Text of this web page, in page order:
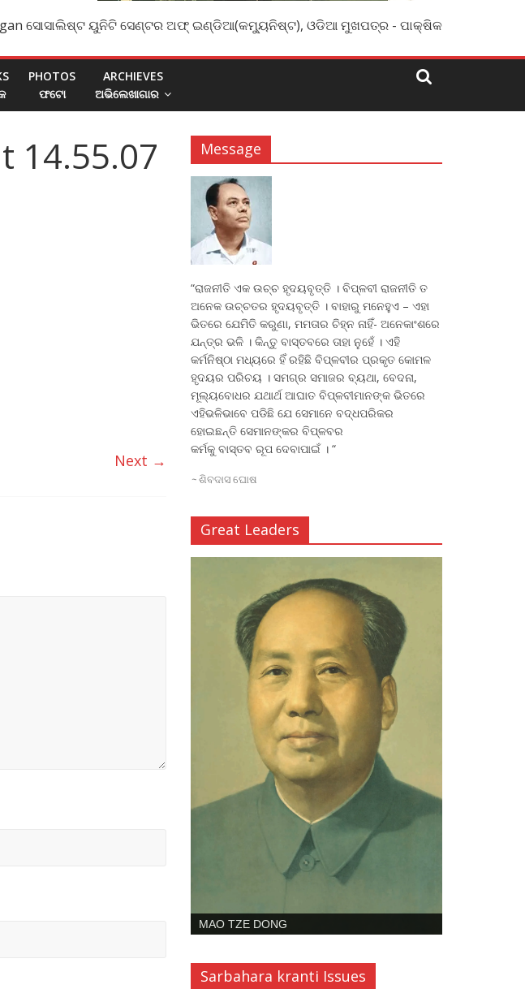
Organ ସୋସାଲିଷ୍ଟ ୟୁନିଟି ସେଣ୍ଟର ଅଫ୍ ଇଣ୍ଡିଆ(କମ୍ୟୁନିଷ୍ଟ), ଓଡିଆ ମୁଖପତ୍ର - ପାକ୍ଷିକ
PHOTOS
ଫଟୋ
ARCHIEVES
ଅଭିଲେଖାଗାର
14.55.07
Next →
Message
“ରାଜନୀତି ଏକ ଉଚ୍ଚ ହୃଦୟବୃତ୍ତି । ବିପ୍ଳବୀ ରାଜନୀତି ତ
ଅନେକ ଉଚ୍ଚତର ହୃଦୟବୃତ୍ତି । ବାହାରୁ ମନେହୁଏ – ଏହା
ଭିତରେ ଯେମିତି କରୁଣା, ମମତାର ଚିହ୍ନ ନାହିଁ- ଅନେକାଂଶରେ
ଯନ୍ତ୍ର ଭଳି । କିନ୍ତୁ ବାସ୍ତବରେ ତାହା ନୁହେଁ । ଏହି
କର୍ମନିଷ୍ଠା ମଧ୍ୟରେ ହିଁ ରହିଛି ବିପ୍ଳବୀର ପ୍ରକୃତ କୋମଳ
ହୃଦୟର ପରିଚୟ । ସମଗ୍ର ସମାଜର ବ୍ୟଥା, ବେଦନା,
ମୂଲ୍ୟବୋଧର ଯଥାର୍ଥ ଆଘାତ ବିପ୍ଳବୀମାନଙ୍କ ଭିତରେ
ଏହିଭଳିଭାବେ ପଡିଛି ଯେ ସେମାନେ ବଦ୍ଧପରିକର
ହୋଇଛନ୍ତି ସେମାନଙ୍କର ବିପ୍ଳବର
କର୍ମକୁ ବାସ୍ତବ ରୂପ ଦେବାପାଇଁ । “
~ଶିବଦାସ ଘୋଷ
Great Leaders
SHIBDAS GHOSH
Sarbahara kranti Issues